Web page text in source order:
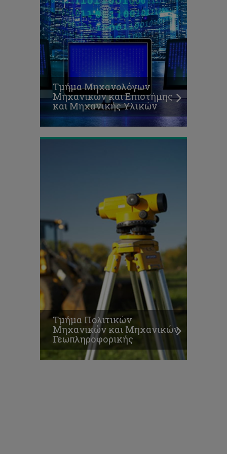
Τμήμα Μηχανολόγων
Μηχανικών και Επιστήμης
και Μηχανικής Υλικών
Τμήμα Πολιτικών
Μηχανικών και Μηχανικών
Γεωπληροφορικής